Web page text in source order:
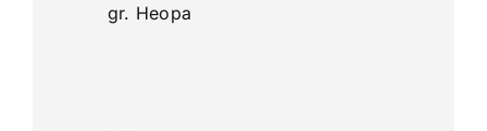
gr. Heopa